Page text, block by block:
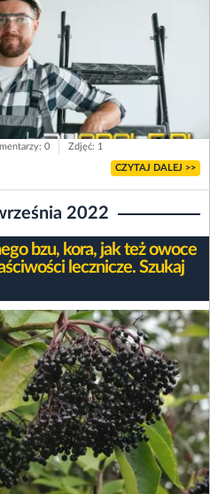
0 Zdjęć: 1
CZYTAJ DALEJ >>
2022
bzu, kora, jak też owoce
lecznicze. Szukaj